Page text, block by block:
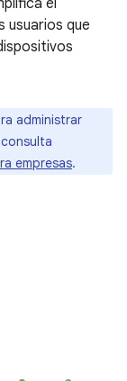
el
usuarios que
administrar
empresas.